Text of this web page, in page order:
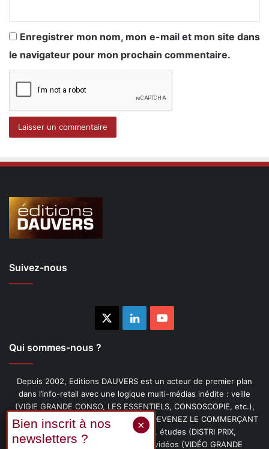
Enregistrer mon nom, mon e-mail et mon site dans
le navigateur pour mon prochain commentaire.
Suivez-nous
LinkedinYouTube
Qui sommes-nous ?
Depuis 2002, Editions DAUVERS est un acteur de premier plan
dans l’info-retail avec une logique multi-médias inédite : veille
(VIGIE GRANDE CONSO, LES ESSENTIELS, CONSOSCOPIE, etc.),
livres (PENSER-CLIENT, IMAGE-PRIX, DEVENEZ LE COMMERÇANT
PRÉFÉRÉ DE VOS CLIENTS, etc.), études (DISTRI PRIX,
PROMOFLASH, DRIVE INSIGHTS), vidéos (VIDÉO GRANDE